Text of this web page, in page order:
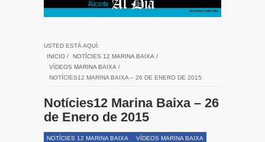
USTED ESTÁ AQUÍ:
INICIO / NOTÍCIES 12 MARINA BAIXA /
VÍDEOS MARINA BAIXA /
NOTÍCIES12 MARINA BAIXA – 26 DE ENERO DE 2015
Notícies12 Marina Baixa – 26
de Enero de 2015
NOTÍCIES 12 MARINA BAIXA VÍDEOS MARINA BAIXA